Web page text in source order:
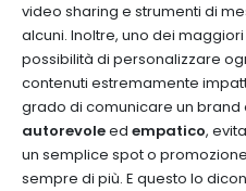
video sharing e strumenti di
alcuni. Inoltre, uno dei
possibilità di personalizzare
contenuti estremamente
grado di comunicare un brand
autorevoleed empatico,
un semplice spot o
sempre di più. E questo lo